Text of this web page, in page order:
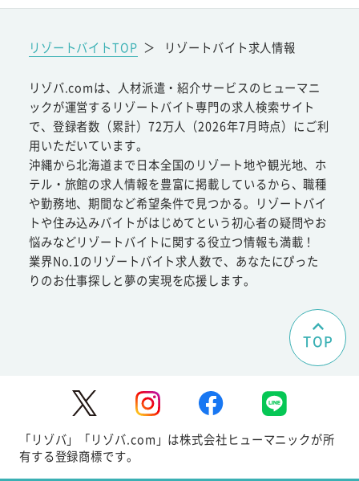
リゾートバイトTOP ＞ リゾートバイト求人情報
リゾバ.comは、人材派遣・紹介サービスのヒューマニ
ックが運営するリゾートバイト専門の求人検索サイト
で、登録者数（累計）72万人（2026年7月時点）にご利
用いただいています。
沖縄から北海道まで日本全国のリゾート地や観光地、ホ
テル・旅館の求人情報を豊富に掲載しているから、職種
や勤務地、期間など希望条件で見つかる。リゾートバイ
トや住み込みバイトがはじめてという初心者の疑問やお
悩みなどリゾートバイトに関する役立つ情報も満載！
業界No.1のリゾートバイト求人数で、あなたにぴった
りのお仕事探しと夢の実現を応援します。
TOP
「リゾバ」「リゾバ.com」は株式会社ヒューマニックが所
有する登録商標です。